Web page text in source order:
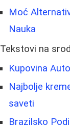
Moć
Nauka
Tekstovi na
Kupovina
Najbolje
saveti
Brazilsko